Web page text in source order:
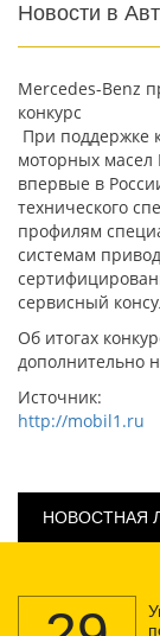
Новости в
Mercedes-Benz
конкурс
При поддержке
моторных масел
впервые в
технического
профилям
системам
сервисный
Об итогах
дополнительно
Источник:
http://mobil1.ru
НОВОСТНАЯ